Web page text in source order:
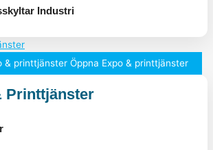
Industri
& printtjänster Öppna Expo & printtjänster
Printtjänster